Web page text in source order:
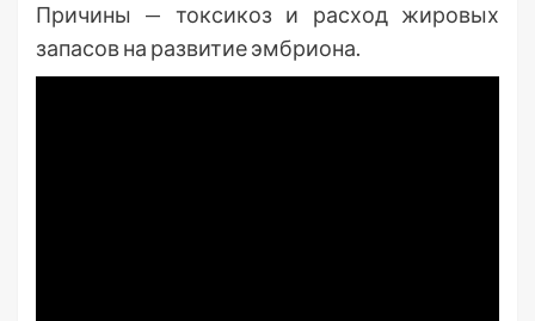
Причины — токсикоз и расход жировых
запасов на развитие эмбриона.